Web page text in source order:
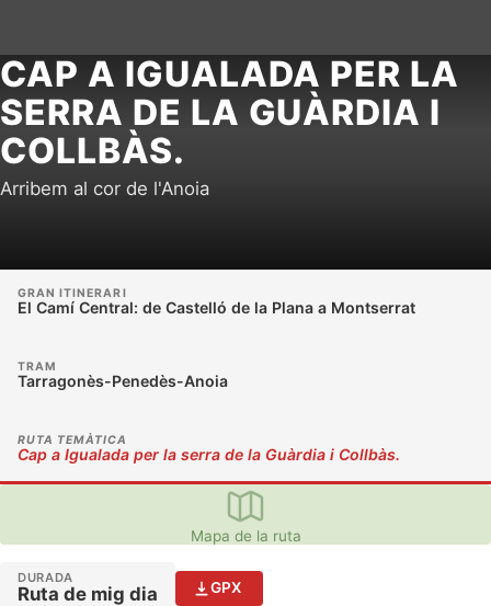
CAP A IGUALADA PER LA
SERRA DE LA GUÀRDIA I
COLLBÀS.
Arribem al cor de l'Anoia
GRAN ITINERARI
El Camí Central: de Castelló de la Plana a Montserrat
TRAM
Tarragonès-Penedès-Anoia
RUTA TEMÀTICA
Cap a Igualada per la serra de la Guàrdia i Collbàs.
Mapa de la ruta
DURADA
Ruta de mig dia GPX